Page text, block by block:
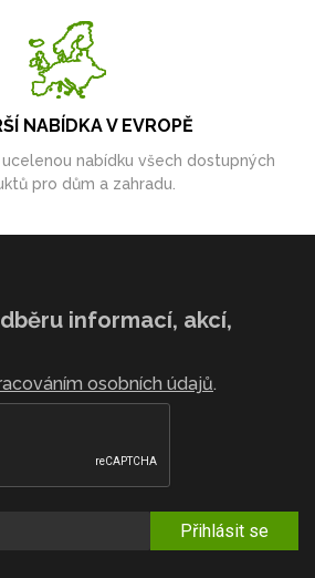
NABÍDKA V EVROPĚ
nabídku všech dostupných
pro dům a zahradu.
informací, akcí,
osobních údajů.
Přihlásit se